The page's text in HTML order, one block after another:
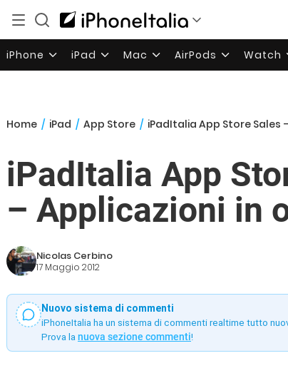
iPhone iPad Mac AirPods Watch
Home / iPad / App Store / iPadItalia App Store Sales
iPadItalia App
– Applicazioni in
Nicolas Cerbino
17 Maggio 2012
Nuovo sistema di commenti
iPhoneItalia ha un sistema di commenti realtime tutto
Prova la nuova sezione commenti!